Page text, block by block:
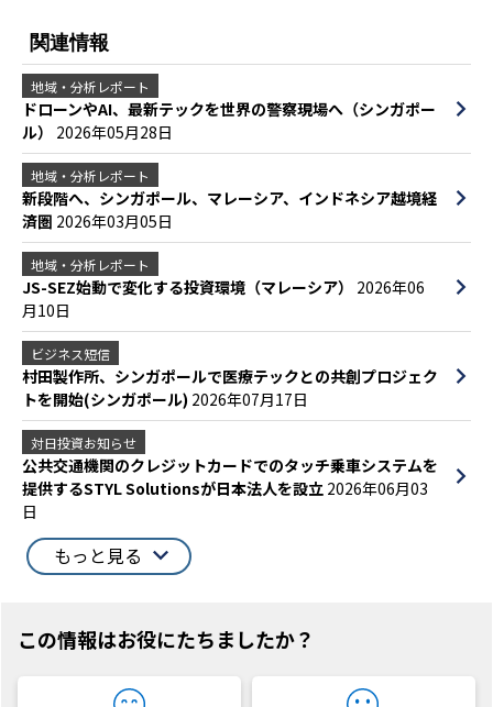
関連情報
地域・分析レポート
ドローンやAI、最新テックを世界の警察現場へ（シンガポー
ル） 2026年05月28日
地域・分析レポート
新段階へ、シンガポール、マレーシア、インドネシア越境経
済圏 2026年03月05日
地域・分析レポート
JS-SEZ始動で変化する投資環境（マレーシア） 2026年06
月10日
ビジネス短信
村田製作所、シンガポールで医療テックとの共創プロジェク
トを開始(シンガポール) 2026年07月17日
対日投資お知らせ
公共交通機関のクレジットカードでのタッチ乗車システムを
提供するSTYL Solutionsが日本法人を設立 2026年06月03
日
もっと見る
この情報はお役にたちましたか？